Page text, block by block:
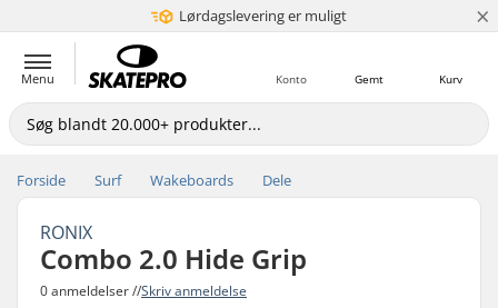
Lørdagslevering er muligt
5+ mio. kunder ×
Menu Kurv
Gemt
Konto
Forside Surf Wakeboards Dele
RONIX
Combo 2.0 Hide Grip
0 anmeldelser //Skriv anmeldelse